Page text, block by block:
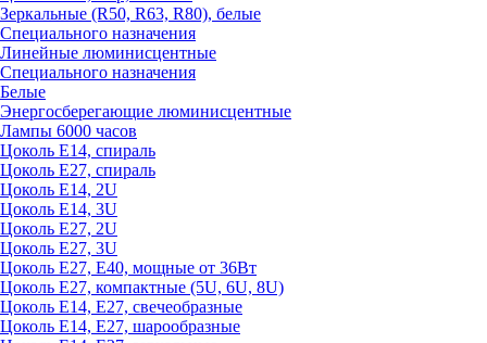
Зеркальные (R50, R63, R80), белые
Специального назначения
Линейные люминисцентные
Специального назначения
Белые
Энергосберегающие люминисцентные
Лампы 6000 часов
Цоколь Е14, спираль
Цоколь Е27, спираль
Цоколь Е14, 2U
Цоколь Е14, 3U
Цоколь Е27, 2U
Цоколь Е27, 3U
Цоколь Е27, Е40, мощные от 36Вт
Цоколь Е27, компактные (5U, 6U, 8U)
Цоколь Е14, Е27, свечеобразные
Цоколь Е14, Е27, шарообразные